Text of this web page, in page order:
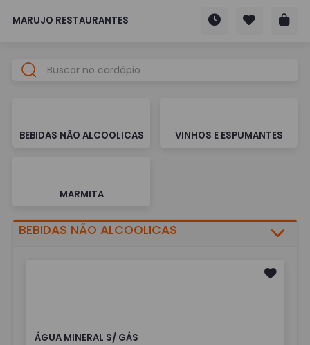
MARUJO RESTAURANTES
BEBIDAS NÃO ALCOOLICAS VINHOS E ESPUMANTES
MARMITA
BEBIDAS NÃO ALCOOLICAS
ÁGUA MINERAL S/ GÁS